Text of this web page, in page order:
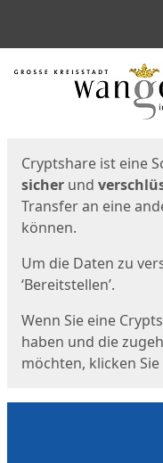
Start
Cryptshare ist eine
sicher und
Transfer an eine
können.
Um die Daten zu
‘Bereitstellen’.
Wenn Sie eine
haben und die
möchten, klicken